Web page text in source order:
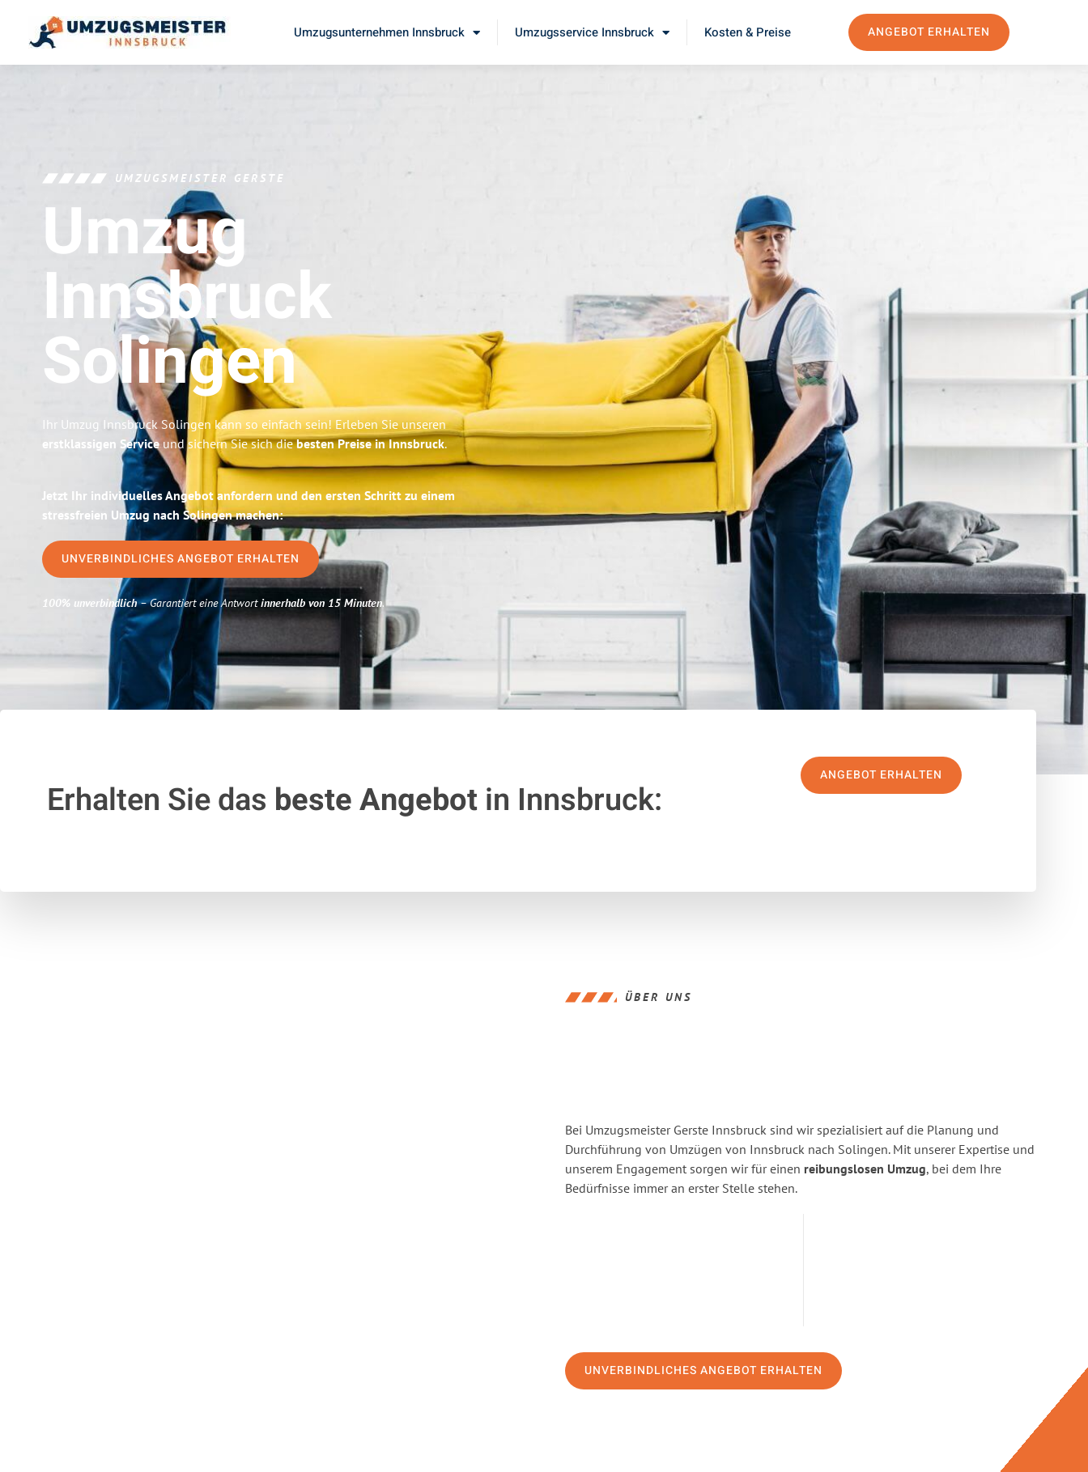
Umzugsunternehmen Innsbruck Umzugsservice Innsbruck Kosten & Preise ANGEBOT ERHALTEN
UMZUGSMEISTER GERSTE
Umzug
Innsbruck
Solingen
Ihr Umzug Innsbruck Solingen kann so einfach sein! Erleben Sie unseren
erstklassigen Serviceund sichern Sie sich diebesten Preise in Innsbruck.
Jetzt Ihr individuelles Angebot anfordern und den ersten Schritt zu einem
stressfreien Umzug nach Solingen machen:
UNVERBINDLICHES ANGEBOT ERHALTEN
100% unverbindlich– Garantiert eine Antwortinnerhalb von 15 Minuten.
Erhalten Sie das beste Angebotin Innsbruck:
ANGEBOT ERHALTEN
ÜBER UNS
Bei Umzugsmeister Gerste Innsbruck sind wir spezialisiert auf die Planung und
Durchführung von Umzügen von Innsbruck nach Solingen. Mit unserer Expertise und
unserem Engagement sorgen wir für einen reibungslosen Umzug, bei dem Ihre
Bedürfnisse immer an erster Stelle stehen.
UNVERBINDLICHES ANGEBOT ERHALTEN